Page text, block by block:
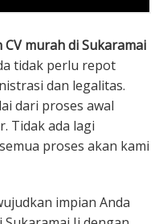
murah di Sukaramai
tidak perlu repot
dan legalitas.
dari proses awal
Tidak ada lagi
proses akan kami
impian Anda